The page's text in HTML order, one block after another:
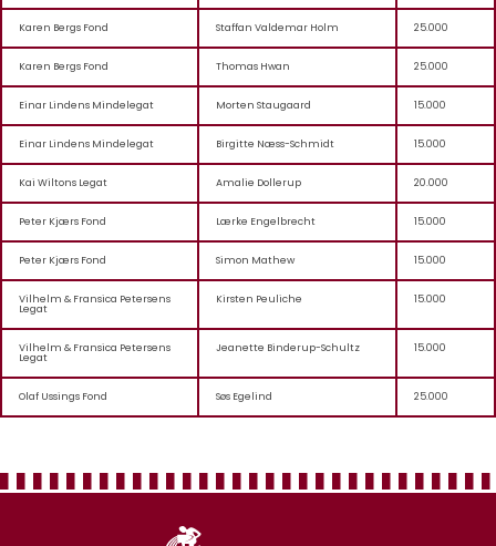
Karen Bergs Fond Staffan Valdemar Holm 25.000
Karen Bergs Fond Thomas Hwan 25.000
Einar Lindens Mindelegat Morten Staugaard 15.000
Einar Lindens Mindelegat Birgitte Næss-Schmidt 15.000
Kai Wiltons Legat Amalie Dollerup 20.000
Peter Kjærs Fond Lærke Engelbrecht 15.000
Peter Kjærs Fond Simon Mathew 15.000
Vilhelm & Fransica Petersens
Legat
Kirsten Peuliche 15.000
Vilhelm & Fransica Petersens
Legat
Jeanette Binderup-Schultz 15.000
Olaf Ussings Fond Søs Egelind 25.000